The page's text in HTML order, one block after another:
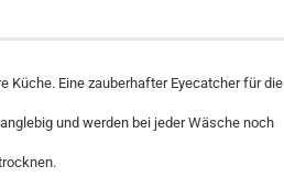
Küche. Eine zauberhafter Eyecatcher für die
und werden bei jeder Wäsche noch